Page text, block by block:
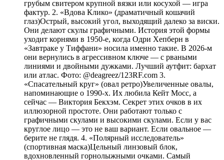
грубым свитером крупной вязки или косухой — игра
фактур. 2. «Вдова Клико» (драматичный кошачий
глаз)Острый, высокий угол, выходящий далеко за виски.
Они делают скулы графичными. История этой формы
уходит корнями в 1950-е, когда Одри Хепберн в
«Завтраке у Тиффани» носила именно такие. В 2026-м
они вернулись в агрессивном ключе — с рваными
линиями и двойными дужками. Лучший аутфит: бархат
или атлас. Фото: @deagreez/123RF.com 3.
«Спасательный круг» (овал ретро)Увеличенные овалы,
напоминающие о 1990-х. Их любила Кейт Мосс, а
сейчас — Виктория Бекхэм. Секрет этих очков в их
иллюзорной простоте. Они работают только с
графичными скулами и высокими скулами. Если у вас
круглое лицо — это не ваш вариант. Если овальное —
берите не глядя. 4. «Полярный исследователь»
(спортивная маска)Цельный линзовый блок,
вдохновленный горнолыжными очками. Самый